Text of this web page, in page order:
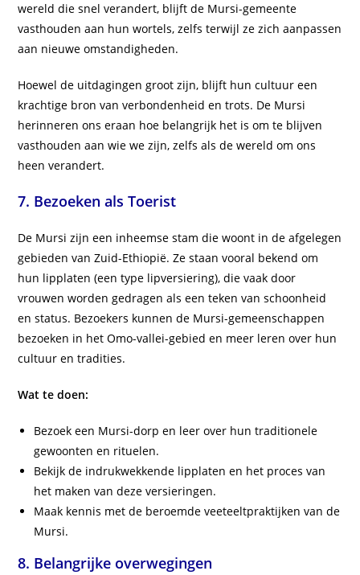
wereld die snel verandert, blijft de Mursi-gemeente
vasthouden aan hun wortels, zelfs terwijl ze zich aanpassen
aan nieuwe omstandigheden.
Hoewel de uitdagingen groot zijn, blijft hun cultuur een
krachtige bron van verbondenheid en trots. De Mursi
herinneren ons eraan hoe belangrijk het is om te blijven
vasthouden aan wie we zijn, zelfs als de wereld om ons
heen verandert.
7. Bezoeken als Toerist
De Mursi zijn een inheemse stam die woont in de afgelegen
gebieden van Zuid-Ethiopië. Ze staan vooral bekend om
hun lipplaten (een type lipversiering), die vaak door
vrouwen worden gedragen als een teken van schoonheid
en status. Bezoekers kunnen de Mursi-gemeenschappen
bezoeken in het Omo-vallei-gebied en meer leren over hun
cultuur en tradities.
Wat te doen:
Bezoek een Mursi-dorp en leer over hun traditionele
gewoonten en rituelen.
Bekijk de indrukwekkende lipplaten en het proces van
het maken van deze versieringen.
Maak kennis met de beroemde veeteeltpraktijken van de
Mursi.
8. Belangrijke overwegingen